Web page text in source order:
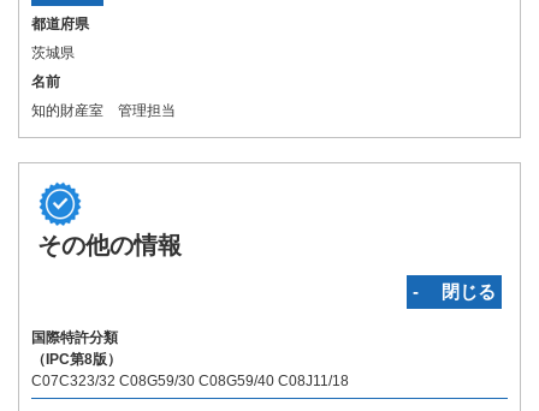
都道府県
茨城県
名前
知的財産室 管理担当
その他の情報
‐ 閉じる
国際特許分類
（IPC第8版）
C07C323/32 C08G59/30 C08G59/40 C08J11/18